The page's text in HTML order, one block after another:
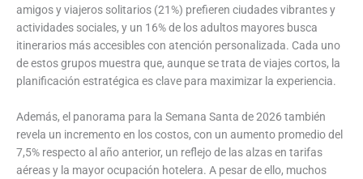
amigos y viajeros solitarios (21%) prefieren ciudades vibrantes y
actividades sociales, y un 16% de los adultos mayores busca
itinerarios más accesibles con atención personalizada. Cada uno
de estos grupos muestra que, aunque se trata de viajes cortos, la
planificación estratégica es clave para maximizar la experiencia.
Además, el panorama para la Semana Santa de 2026 también
revela un incremento en los costos, con un aumento promedio del
7,5% respecto al año anterior, un reflejo de las alzas en tarifas
aéreas y la mayor ocupación hotelera. A pesar de ello, muchos